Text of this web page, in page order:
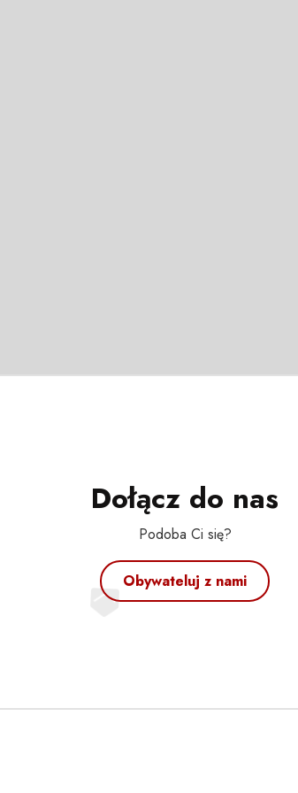
Dołącz do nas
Podoba Ci się?
Obywateluj z nami